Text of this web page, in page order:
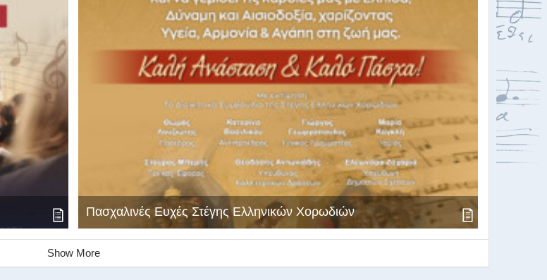
Πασχαλινές Ευχές Στέγης Ελληνικών Χορωδιών
Show More